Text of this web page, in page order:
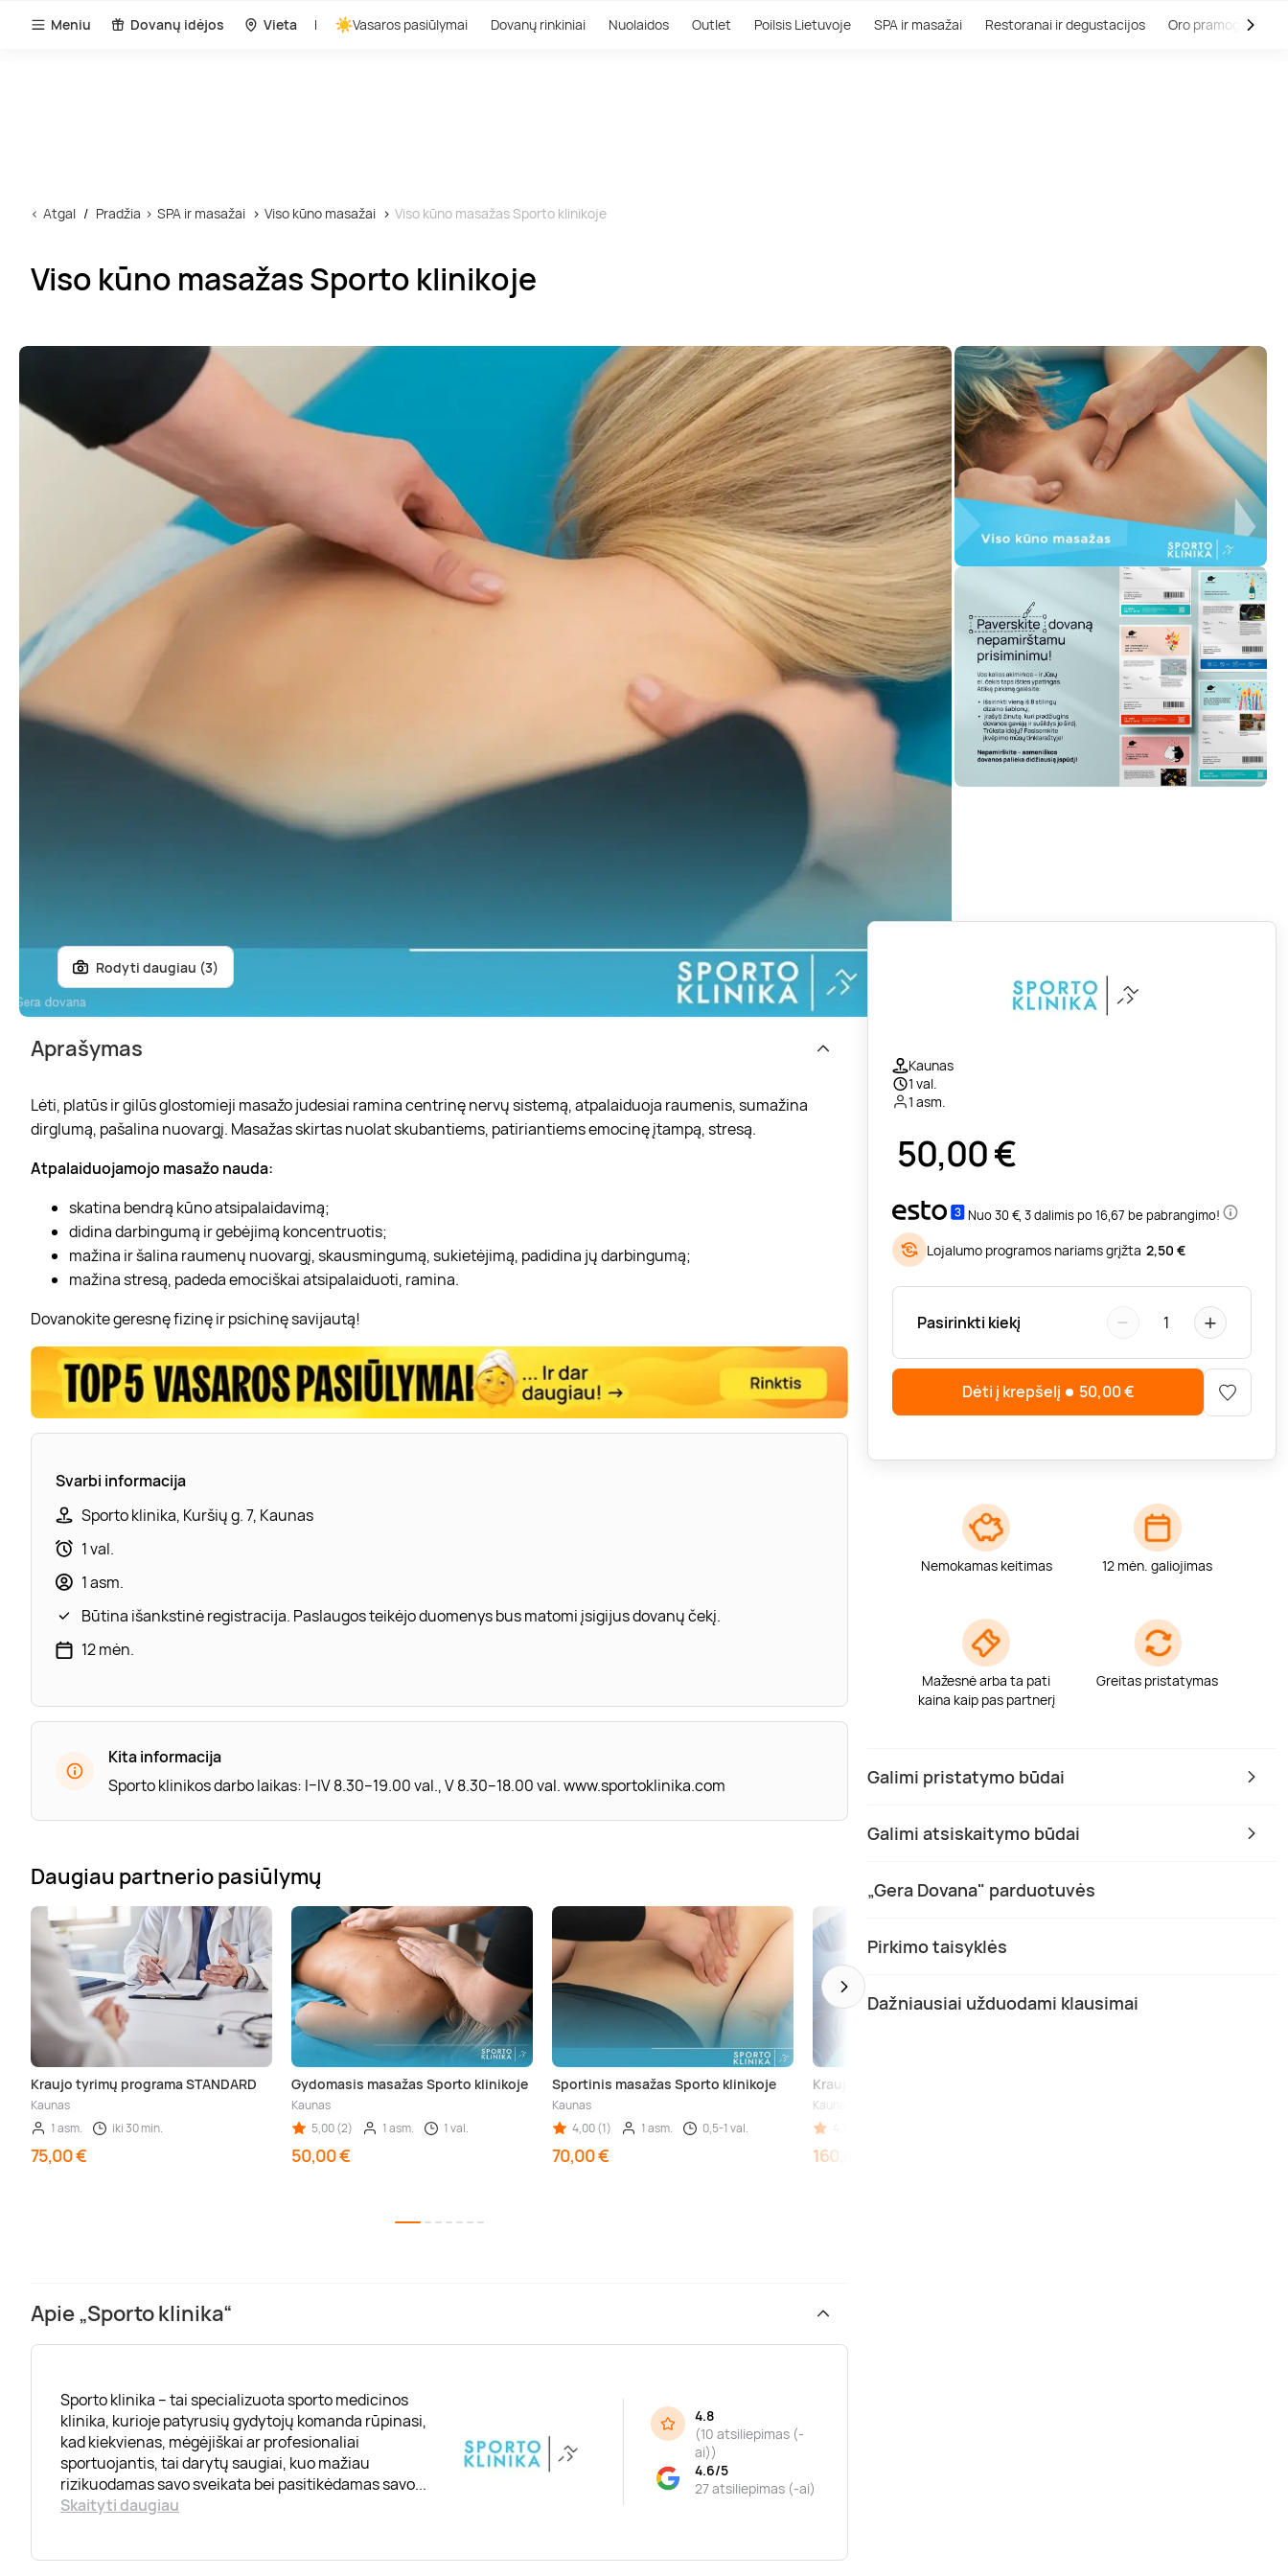
Meniu Dovanų idėjos Vieta Vasaros pasiūlymai Dovanų rinkiniai Nuolaidos Outlet Poilsis Lietuvoje SPA ir masažai Restoranai ir degustacijos Oro pramogos
Atgal Pradžia SPA ir masažai Viso kūno masažai Viso kūno masažas Sporto klinikoje
Viso kūno masažas Sporto klinikoje
Rodyti daugiau (3)
Kaunas
1 val.
1 asm.
50,00€
Nuo 30 €, 3 dalimis po 16,67 be pabrangimo!
Lojalumo programos nariams grįžta 2,50 €
Pasirinkti kiekį − 1 +
Dėti į krepšelį 50,00€
Nemokamas keitimas 12 mėn. galiojimas
Mažesnė arba ta pati
kaina kaip pas partnerį
Greitas pristatymas
Galimi pristatymo būdai
Galimi atsiskaitymo būdai
„Gera Dovana" parduotuvės
Pirkimo taisyklės
Dažniausiai užduodami klausimai
Aprašymas
Lėti, platūs ir gilūs glostomieji masažo judesiai ramina centrinę nervų sistemą, atpalaiduoja raumenis, sumažina
dirglumą, pašalina nuovargį. Masažas skirtas nuolat skubantiems, patiriantiems emocinę įtampą, stresą.
Atpalaiduojamojo masažo nauda:
skatina bendrą kūno atsipalaidavimą;
didina darbingumą ir gebėjimą koncentruotis;
mažina ir šalina raumenų nuovargį, skausmingumą, sukietėjimą, padidina jų darbingumą;
mažina stresą, padeda emociškai atsipalaiduoti, ramina.
Dovanokite geresnę fizinę ir psichinę savijautą!
Svarbi informacija
Sporto klinika, Kuršių g. 7, Kaunas
1 val.
1 asm.
Būtina išankstinė registracija. Paslaugos teikėjo duomenys bus matomi įsigijus dovanų čekį.
12 mėn.
Kita informacija
Sporto klinikos darbo laikas: I–IV 8.30–19.00 val., V 8.30–18.00 val. www.sportoklinika.com
Daugiau partnerio pasiūlymų
Kraujo tyrimų programa STANDARD
Kaunas
1 asm.
iki 30 min.
75,00 €
Gydomasis masažas Sporto klinikoje
Kaunas
5,00 (2)
1 asm. 1 val.
50,00 €
Sportinis masažas Sporto klinikoje
Kaunas
4,00 (1)
1 asm. 0,5-1 val.
70,00 €
Kraujo tyrimų programa MAXI
Kaunas
160,00 €
Apie „Sporto klinika“
Sporto klinika – tai specializuota sporto medicinos
klinika, kurioje patyrusių gydytojų komanda rūpinasi,
kad kiekvienas, mėgėjiškai ar profesionaliai
sportuojantis, tai darytų saugiai, kuo mažiau
rizikuodamas savo sveikata bei pasitikėdamas savo...
Skaityti daugiau
4.8
(10 atsiliepimas (-
ai))
4.6/5
27 atsiliepimas (-ai)